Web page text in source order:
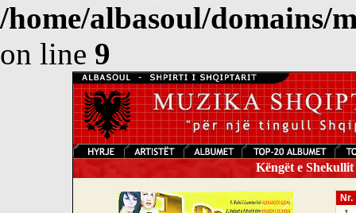
/home/albasoul/domains/
on line 9
Këngët e
Nr.